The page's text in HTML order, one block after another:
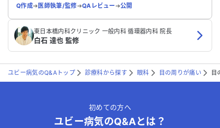
Q作成➔医師執筆/監修➔QAレビュー➔公開
東日本橋内科クリニック 一般内科 循環器内科 院長
白石 達也 監修
ユビー病気のQ&Aトップ 診療科から探す 眼科 目の周りが痛い 目
初めての方へ
ユビー病気のQ&Aとは？